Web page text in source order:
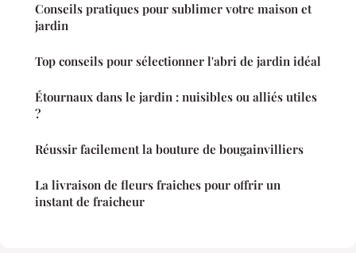
Conseils pratiques pour sublimer votre maison et
jardin
Top conseils pour sélectionner l'abri de jardin idéal
Étournaux dans le jardin : nuisibles ou alliés utiles
?
Réussir facilement la bouture de bougainvilliers
La livraison de fleurs fraiches pour offrir un
instant de fraicheur